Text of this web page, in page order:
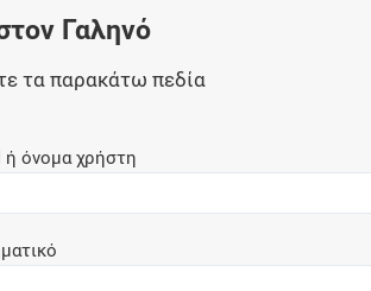
Γαληνό
τα παρακάτω πεδία
ή όνομα χρήστη